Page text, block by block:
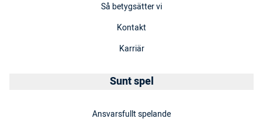
Så betygsätter vi
Kontakt
Karriär
Sunt spel
Ansvarsfullt spelande